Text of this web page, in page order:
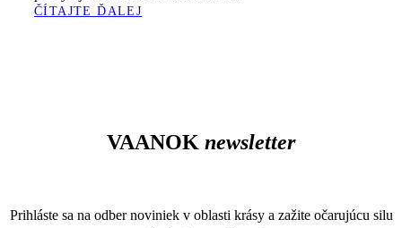
ČÍTAJTE ĎALEJ
VAANOK newsletter
Prihláste sa na odber noviniek v oblasti krásy a zažite očarujúcu silu